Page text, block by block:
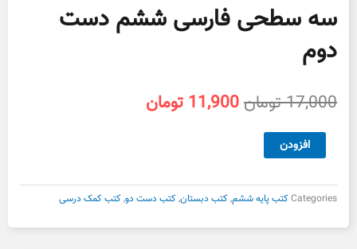
سه سطحی فارسی ششم دست
دوم
17,000تومانقیمت
11,900 تومان
سه
سطحی
ششم
دست
دوم
افزودن
Categoriesکتب پایه ششم,کتب دبستان,کتب دست دو,کتب کمک درسی